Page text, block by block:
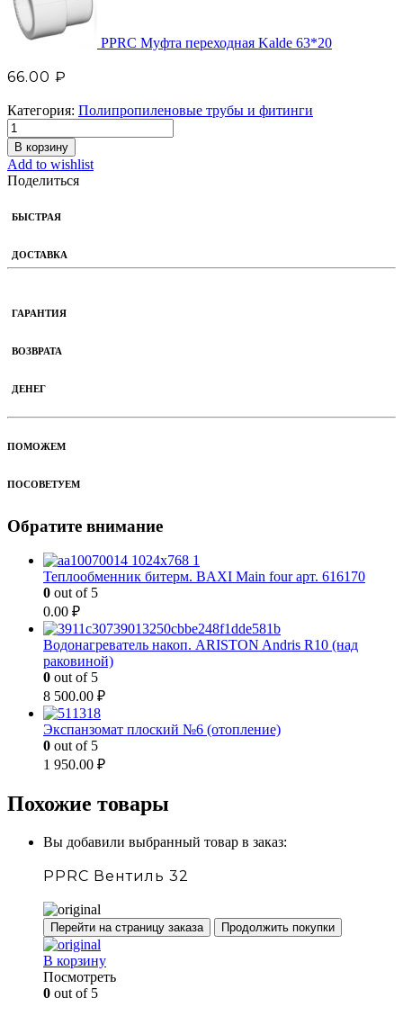
PPRC Муфта переходная Kalde 63*20
66.00 ₽
Категория: Полипропиленовые трубы и фитинги
В корзину
Add to wishlist
Поделиться
БЫСТРАЯ
ДОСТАВКА
ГАРАНТИЯ
ВОЗВРАТА
ДЕНЕГ
ПОМОЖЕМ
ПОСОВЕТУЕМ
Обратите внимание
Теплообменник битерм. BAXI Main four арт. 616170
0 out of 5
0.00 ₽
Водонагреватель накоп. ARISTON Andris R10 (над
раковиной)
0 out of 5
8 500.00 ₽
Экспанзомат плоский №6 (отопление)
0 out of 5
1 950.00 ₽
Похожие товары
Вы добавили выбранный товар в заказ:
PPRC Вентиль 32
Перейти на страницу заказа Продолжить покупки
В корзину
Посмотреть
0 out of 5